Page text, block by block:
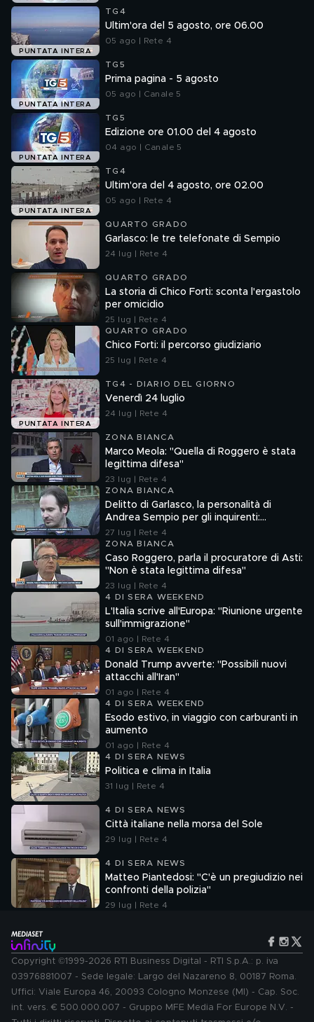
PUNTATA INTERA
TG4
Ultim'ora del 5 agosto, ore 06.00
05 ago | Rete 4
PUNTATA INTERA
TG5
Prima pagina - 5 agosto
05 ago | Canale 5
PUNTATA INTERA
TG5
Edizione ore 01.00 del 4 agosto
04 ago | Canale 5
PUNTATA INTERA
TG4
Ultim'ora del 4 agosto, ore 02.00
05 ago | Rete 4
QUARTO GRADO
Garlasco: le tre telefonate di Sempio
24 lug | Rete 4
QUARTO GRADO
La storia di Chico Forti: sconta l'ergastolo
per omicidio
25 lug | Rete 4
QUARTO GRADO
Chico Forti: il percorso giudiziario
25 lug | Rete 4
PUNTATA INTERA
TG4 - DIARIO DEL GIORNO
Venerdì 24 luglio
24 lug | Rete 4
ZONA BIANCA
Marco Meola: "Quella di Roggero è stata
legittima difesa"
23 lug | Rete 4
ZONA BIANCA
Delitto di Garlasco, la personalità di
Andrea Sempio per gli inquirenti:
"Ossessionato e bugiardo"
27 lug | Rete 4
ZONA BIANCA
Caso Roggero, parla il procuratore di Asti:
"Non è stata legittima difesa"
23 lug | Rete 4
4 DI SERA WEEKEND
L'Italia scrive all'Europa: "Riunione urgente
sull'immigrazione"
01 ago | Rete 4
4 DI SERA WEEKEND
Donald Trump avverte: "Possibili nuovi
attacchi all'Iran"
01 ago | Rete 4
4 DI SERA WEEKEND
Esodo estivo, in viaggio con carburanti in
aumento
01 ago | Rete 4
4 DI SERA NEWS
Politica e clima in Italia
31 lug | Rete 4
4 DI SERA NEWS
Città italiane nella morsa del Sole
29 lug | Rete 4
4 DI SERA NEWS
Matteo Piantedosi: "C'è un pregiudizio nei
confronti della polizia"
29 lug | Rete 4
Copyright ©1999-2026 RTI Business Digital - RTI S.p.A.: p. iva
03976881007 - Sede legale: Largo del Nazareno 8, 00187 Roma.
Uffici: Viale Europa 46, 20093 Cologno Monzese (MI) - Cap. Soc.
int. vers. € 500.000.007 - Gruppo MFE Media For Europe N.V. -